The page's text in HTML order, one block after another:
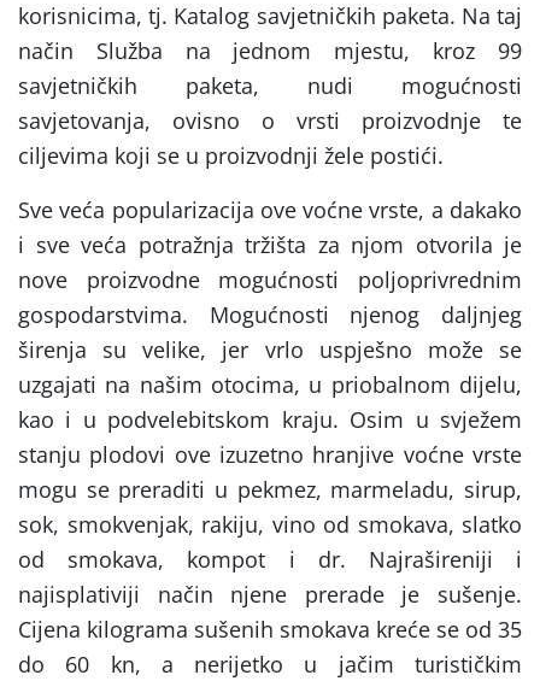
korisnicima, tj. Katalog savjetničkih paketa. Na taj
način Služba na jednom mjestu, kroz 99
savjetničkih paketa, nudi mogućnosti
savjetovanja, ovisno o vrsti proizvodnje te
ciljevima koji se u proizvodnji žele postići.
Sve veća popularizacija ove voćne vrste, a dakako
i sve veća potražnja tržišta za njom otvorila je
nove proizvodne mogućnosti poljoprivrednim
gospodarstvima. Mogućnosti njenog daljnjeg
širenja su velike, jer vrlo uspješno može se
uzgajati na našim otocima, u priobalnom dijelu,
kao i u podvelebitskom kraju. Osim u svježem
stanju plodovi ove izuzetno hranjive voćne vrste
mogu se preraditi u pekmez, marmeladu, sirup,
sok, smokvenjak, rakiju, vino od smokava, slatko
od smokava, kompot i dr. Najrašireniji i
najisplativiji način njene prerade je sušenje.
Cijena kilograma sušenih smokava kreće se od 35
do 60 kn, a nerijetko u jačim turističkim